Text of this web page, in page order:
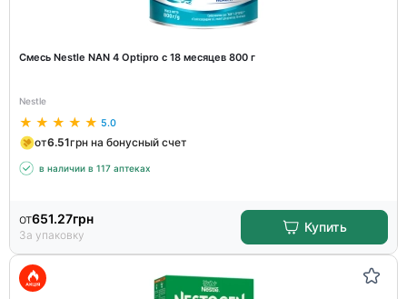
Смесь Nestle NAN 4 Optipro с 18 месяцев 800 г
Nestle
5.0
от6.51грн на бонусный счет
в наличии в 117 аптеках
от651.27грн
За упаковку
Купить